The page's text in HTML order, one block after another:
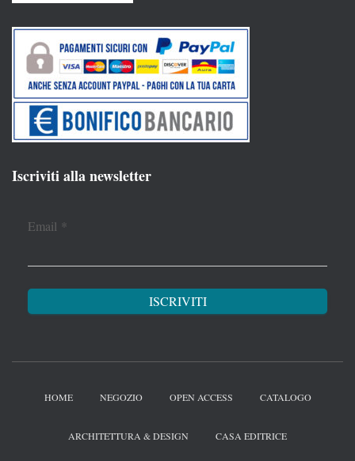
Iscriviti alla newsletter
Email *
HOME NEGOZIO OPEN ACCESS CATALOGO
ARCHITETTURA & DESIGN CASA EDITRICE